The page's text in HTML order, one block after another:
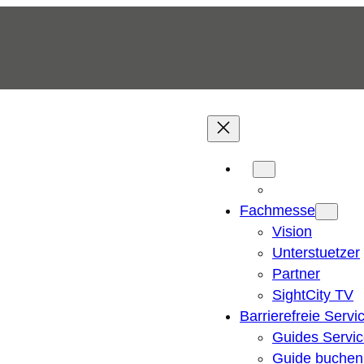
Fachmesse
Vision
Unterstuetzer
Partner
SightCity TV
Barrierefreie
Guides
Guide buchen